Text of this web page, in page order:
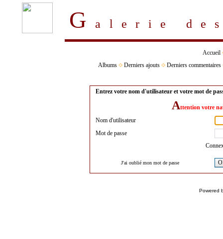
Galerie
Accueil
Albums
Derniers ajouts Derniers commentaires
Entrez votre nom d'utilisateur et votre mot de
Attention votre
Nom d'utilisateur
Mot de passe
J'ai oublié mon mot de passe
Powered